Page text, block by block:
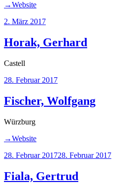
→Website
Veröffentlicht
2. März 2017
Horak, Gerhard
Castell
Veröffentlicht
28. Februar 2017
Fischer, Wolfgang
Würzburg
→Website
Veröffentlicht
28. Februar 201728. Februar 2017
Fiala, Gertrud